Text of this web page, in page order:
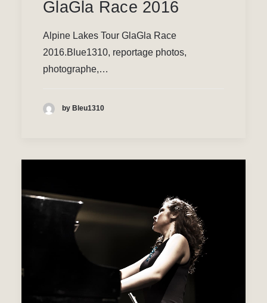
GlaGla Race 2016
Alpine Lakes Tour GlaGla Race
2016.Blue1310, reportage photos,
photographe,…
by Bleu1310